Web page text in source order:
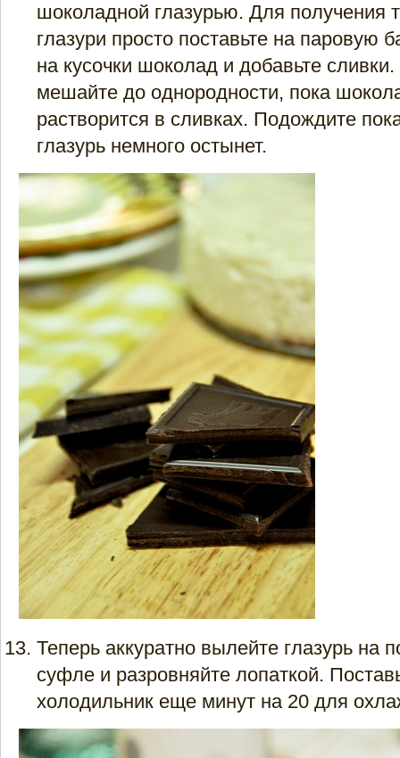
шоколадной глазурью. Для получения
глазури просто поставьте на паровую
на кусочки шоколад и добавьте
мешайте до однородности, пока
растворится в сливках. Подождите
глазурь немного остынет.
Теперь аккуратно вылейте глазурь на
суфле и разровняйте лопаткой.
холодильник еще минут на 20 для